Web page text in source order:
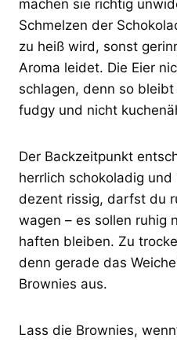
machen sie richtig
Schmelzen der
zu heiß wird, sonst
Aroma leidet. Die Eier
schlagen, denn so
fudgy und nicht
Der Backzeitpunkt
herrlich schokoladig
dezent rissig, darfst du
wagen – es sollen ruhig
haften bleiben. Zu
denn gerade das
Brownies aus.
Lass die Brownies,